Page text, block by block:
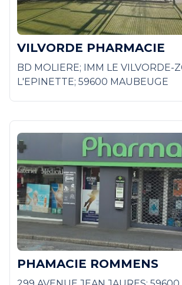
VILVORDE PHARMACIE
BD MOLIERE; IMM LE VILVORDE-
L'EPINETTE; 59600 MAUBEUGE
PHAMACIE ROMMENS